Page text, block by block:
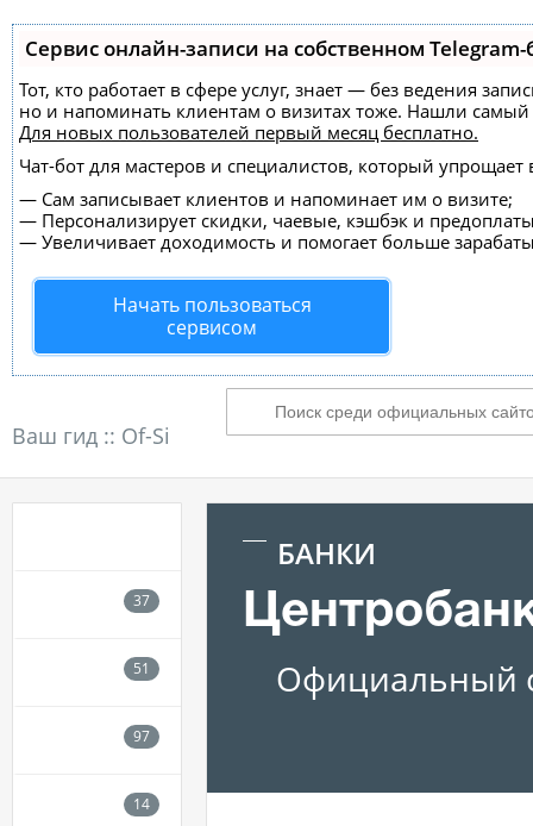
Сервис онлайн-записи на собственном Telegram-
Тот, кто работает в сфере услуг, знает — без ведения
но и напоминать клиентам о визитах тоже. Нашли
Для новых пользователей первый месяц бесплатно.
Чат-бот для мастеров и специалистов, который упрощает
— Сам записывает клиентов и напоминает им о визите;
— Персонализирует скидки, чаевые, кэшбэк и
— Увеличивает доходимость и помогает больше
Начать пользоваться
сервисом
Ваш гид :: Of-Si
БАНКИ
Официальный